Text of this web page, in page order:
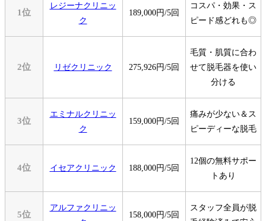
1位
レジーナクリニッ
ク
189,000円/5回
コスパ・効果・ス
ピード感どれも◎
2位 リゼクリニック 275,926円/5回
毛質・肌質に合わ
せて脱毛器を使い
分ける
3位
エミナルクリニッ
ク
159 000円/5回
痛みが少ない＆ス
ピーディーな脱毛
4位 イセアクリニック 188,000円/5回
12個の無料サポー
トあり
5位
アルファクリニッ
158,000円/5回
スタッフ全員が脱